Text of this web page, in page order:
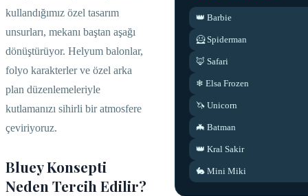
kullandığımız özel tasarım
unsurları, mekanı baştan aşağı
dönüştürüyor. Helyum balonlar,
folyo karakterler ve özel arka
plan düzenlemeleriyle
kutlamanızı sihirli bir atmosfere
çeviriyoruz.
Bluey Konsepti
Neden Tercih Edilir?
👑 Barbie
🦸 Spiderman
🦊 Safari
❄ Elsa Frozen
🦄 Unicorn
🦇 Batman
👑 Kral Sakir
🐇 Mini Miki